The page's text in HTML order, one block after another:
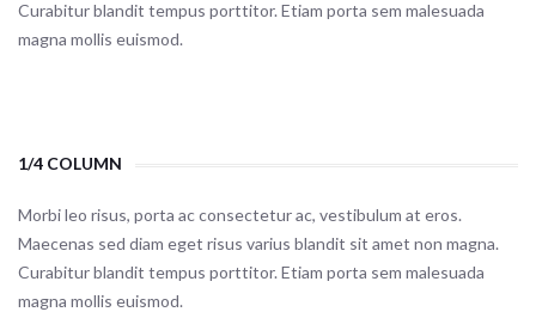
Curabitur blandit tempus porttitor. Etiam porta sem malesuada
magna mollis euismod.
1/4 COLUMN
Morbi leo risus, porta ac consectetur ac, vestibulum at eros.
Maecenas sed diam eget risus varius blandit sit amet non magna.
Curabitur blandit tempus porttitor. Etiam porta sem malesuada
magna mollis euismod.